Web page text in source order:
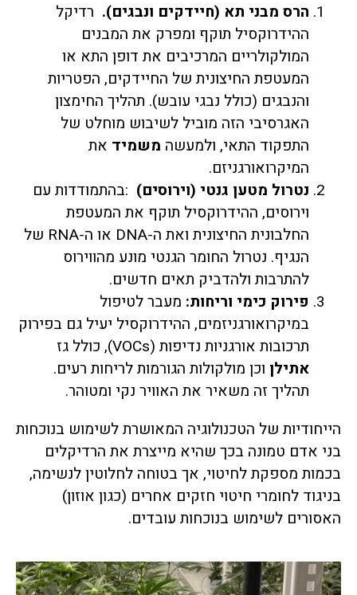
הרס מבני תא (חיידקים ונבגים). רדיקל
ההידרוקסיל תוקף ומפרק את המבנים
המולקולריים המרכיבים את דופן התא או
המעטפת החיצונית של החיידקים, הפטריות
והנבגים (כולל נבגי עובש). תהליך החימצון
האגרסיבי הזה מוביל לשיבוש מוחלט של
התפקוד התאי, ולמעשה משמיד את
המיקרואורגניזם.
נטרול מטען גנטי (וירוסים) :בהתמודדות עם
וירוסים, ההידרוקסיל תוקף את המעטפת
החלבונית החיצונית ואת ה-DNA או ה-RNA של
הנגיף. נטרול החומר הגנטי מונע מהווירוס
להתרבות ולהדביק תאים חדשים.
פירוק כימי וריחות: מעבר לטיפול
במיקרואורגניזמים, ההידרוקסיל יעיל גם בפירוק
תרכובות אורגניות נדיפות (VOCs), כולל גז
אתילן וכן מולקולות הגורמות לריחות רעים.
תהליך זה משאיר את האוויר נקי ומטוהר.
הייחודיות של הטכנולוגיה המאושרת לשימוש בנוכחות
בני אדם טמונה בכך שהיא מייצרת את הרדיקלים
בכמות מספקת לחיטוי, אך בטוחה לחלוטין לנשימה,
בניגוד לחומרי חיטוי חזקים אחרים (כגון אוזון)
האסורים לשימוש בנוכחות עובדים.